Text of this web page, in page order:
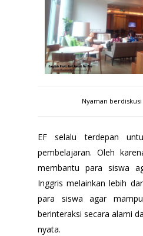
Nyaman
EF selalu terdepan
pembelajaran. Oleh
membantu para siswa
Inggris melainkan lebih
para siswa agar
berinteraksi secara alami
nyata.